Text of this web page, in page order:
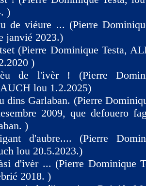
)
de viéure ... (Pierre
janvié 2023.)
(Pierre Dominique Testa,
)
de l'ivèr ! (Pierre
lou 1.2.2025)
dins Garlaban. (Pierre
2009, que defouero
)
d'aubre.... (Pierre
lou 20.5.2023.)
d'ivèr ... (Pierre Dominique
2018. )